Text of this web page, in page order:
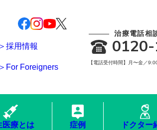
＞採用情報
＞For Foreigners
治療電話相
【電話受付時間】月〜金／
医療とは 症例 ドクター